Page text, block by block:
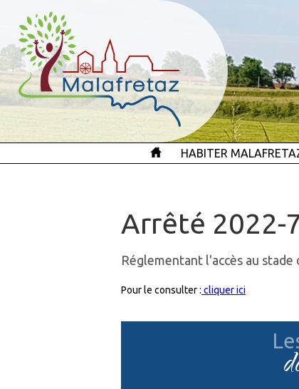
HABITER
Arrêté 2022-
Réglementant l'accès au stade
Pour le consulter : cliquer ici